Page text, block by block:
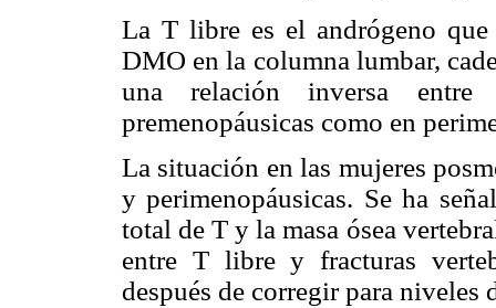
La T libre es el andrógeno que
DMO en la columna lumbar,
una relación inversa
premenopáusicas como en
La situación en las mujeres
y perimenopáusicas. Se ha
total de T y la masa ósea
entre T libre y fracturas
después de corregir para niveles